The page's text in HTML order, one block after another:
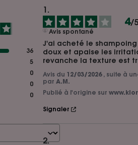
36
5
0
0
0
4/5
Avis spontané
J'ai acheté le
doux et apaise les
revanche la texture est
Avis du 12/03/2026 , suite à
par A.M.
Publié à l'origine sur
Signaler